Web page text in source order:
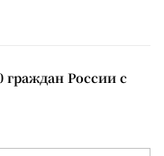
граждан России с